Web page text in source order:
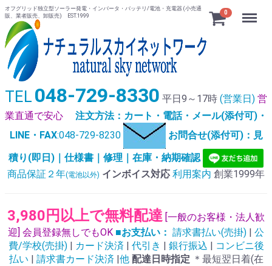
オフグリッド独立型ソーラー発電・インバータ・バッテリ/電池・充電器 (小売通
販、業者販売、卸販売) EST.1999
0 Menu
TEL 048-729-8330 平日9～17時 (営業日) 営
業直通で安心
注文方法：カート・電話・メール(添付可)・
LINE・FAX:048-729-8230
お問合せ(添付可)：見
積り(即日)｜仕様書｜修理｜在庫・納期確認
商品保証２年(電池以外) インボイス対応 利用案内 創業1999年
3,980円以上で無料配達 [一般のお客様・法人歓
迎] 会員登録無しでもOK ■お支払い： 請求書払い(売掛) | 公
費/学校(売掛) | カード決済 | 代引き | 銀行振込 | コンビニ後
払い | 請求書カード決済 |他 配達日時指定 ＊最短翌日着(在